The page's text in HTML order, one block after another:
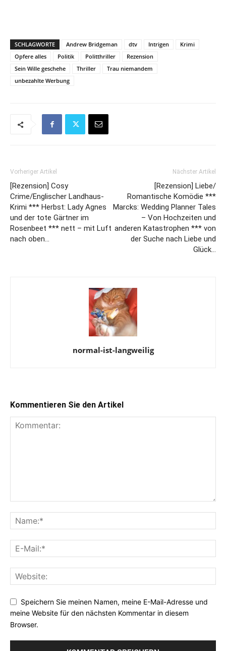
SCHLAGWORTE Andrew Bridgeman dtv Intrigen
Krimi
Opfere alles
Politik Politthriller
Rezension
Sein Wille geschehe
Thriller
Trau niemandem
unbezahlte Werbung
Vorheriger Artikel
[Rezension] Cosy
Crime/Englischer Landhaus-
Krimi *** Herbst: Lady Agnes
und der tote Gärtner im
Rosenbeet *** nett – mit Luft
nach oben…
Nächster Artikel
[Rezension] Liebe/
Romantische Komödie ***
Marcks: Wedding Planner Tales
– Von Hochzeiten und
anderen Katastrophen *** von
der Suche nach Liebe und
Glück…
normal-ist-langweilig
Kommentieren Sie den Artikel
Speichern Sie meinen Namen, meine E-Mail-Adresse und
meine Website für den nächsten Kommentar in diesem
Browser.